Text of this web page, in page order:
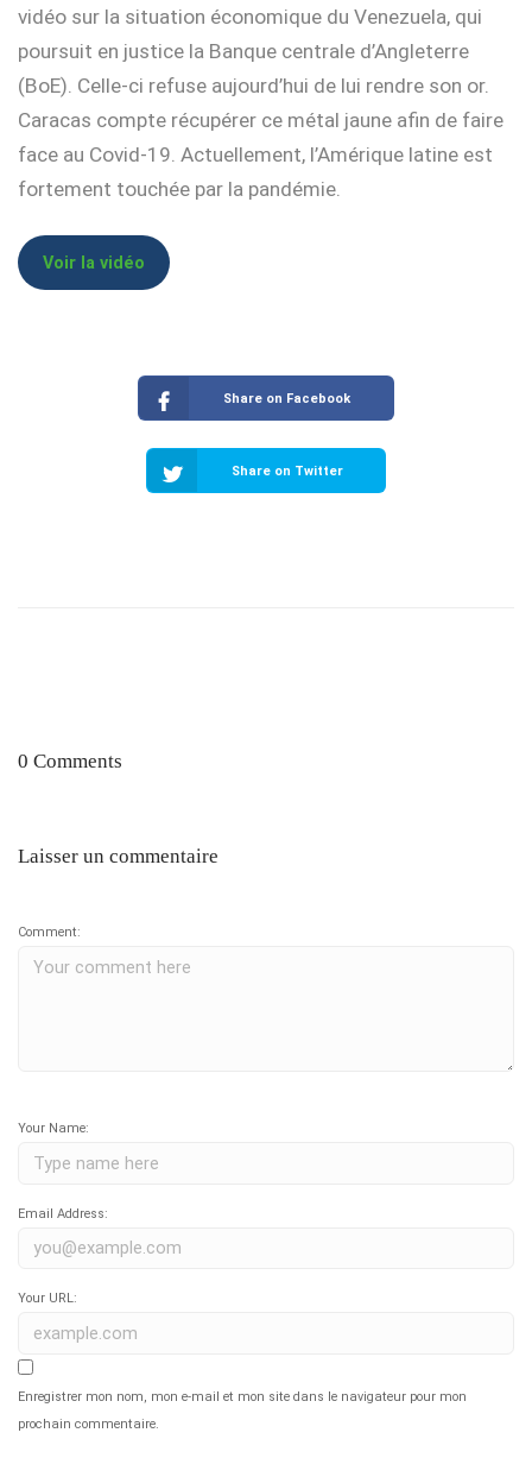
vidéo sur la situation économique du Venezuela, qui
poursuit en justice la Banque centrale d’Angleterre
(BoE). Celle-ci refuse aujourd’hui de lui rendre son or.
Caracas compte récupérer ce métal jaune afin de faire
face au Covid-19. Actuellement, l’Amérique latine est
fortement touchée par la pandémie.
Voir la vidéo
Share on Facebook
Share on Twitter
0 Comments
Laisser un commentaire
Comment:
Your Name:
Email Address:
Your URL:
Enregistrer mon nom, mon e-mail et mon site dans le navigateur pour mon
prochain commentaire.